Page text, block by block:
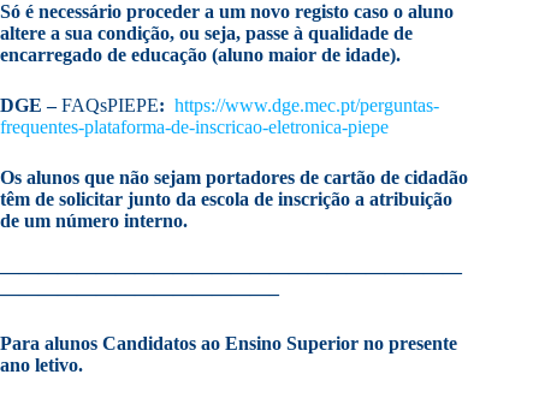
Só é necessário proceder a um novo registo caso o aluno
altere a sua condição, ou seja, passe à qualidade de
encarregado de educação (aluno maior de idade).
DGE –FAQsPIEPE: https://www.dge.mec.pt/perguntas-
frequentes-plataforma-de-inscricao-eletronica-piepe
Os alunos que não sejam portadores de cartão de cidadão
têm de solicitar junto da escola de inscrição a atribuição
de um número interno.
————————————————————————
——————————————–
Para alunos Candidatos ao Ensino Superior no presente
ano letivo.